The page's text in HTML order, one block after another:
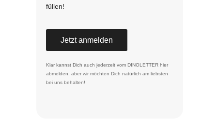
füllen!
Jetzt anmelden
Klar kannst Dich auch jederzeit vom DINOLETTER hier
abmelden, aber wir möchten Dich natürlich am liebsten
bei uns behalten!